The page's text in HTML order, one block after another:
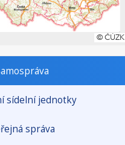
sídelní jednotky
správa